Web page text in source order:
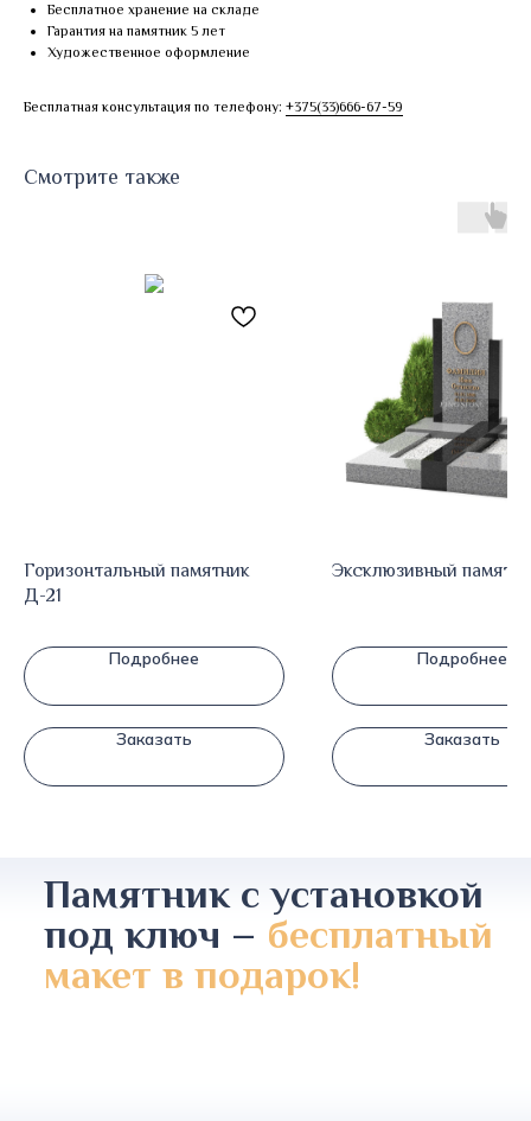
Бесплатное хранение на складе
Гарантия на памятник 5 лет
Художественное оформление
Бесплатная консультация по телефону: +375(33)666-67-59
Смотрите также
Горизонтальный памятник
Д-21
Подробнее
Заказать
Эксклюзивный
Подробнее
Заказать
Памятник с установкой
под ключ – бесплатный
макет в подарок!